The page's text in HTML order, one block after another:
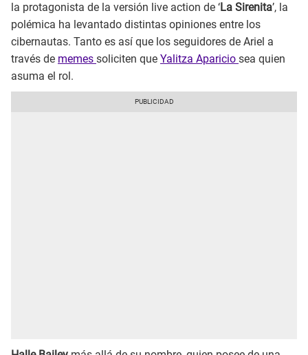
la protagonista de la versión live action de ‘La Sirenita’, la
polémica ha levantado distintas opiniones entre los
cibernautas. Tanto es así que los seguidores de Ariel a
través de memes soliciten que Yalitza Aparicio sea quien
asuma el rol.